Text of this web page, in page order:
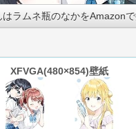
はラムネ瓶のなかをAmazon
XFVGA(480×854)壁紙